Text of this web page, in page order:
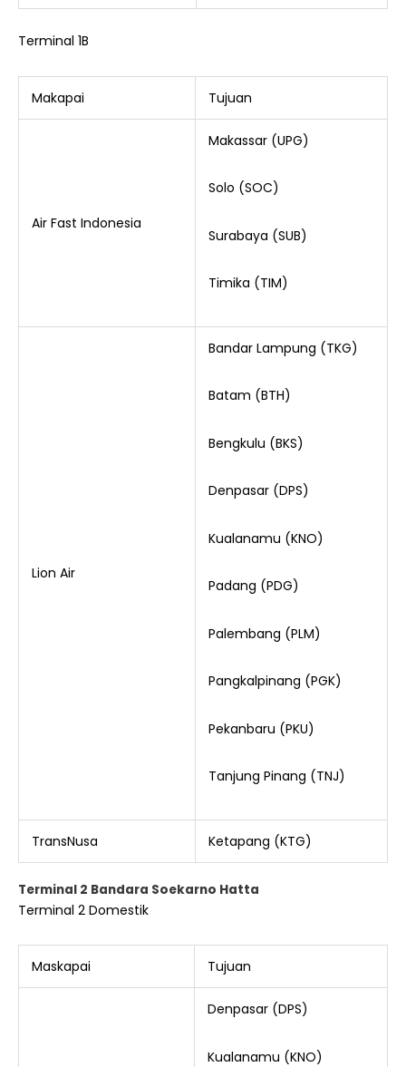
Terminal 1B
Makapai Tujuan
Air Fast Indonesia
Makassar (UPG)
Solo (SOC)
Surabaya (SUB)
Timika (TIM)
Lion Air
Bandar Lampung (TKG)
Batam (BTH)
Bengkulu (BKS)
Denpasar (DPS)
Kualanamu (KNO)
Padang (PDG)
Palembang (PLM)
Pangkalpinang (PGK)
Pekanbaru (PKU)
Tanjung Pinang (TNJ)
TransNusa Ketapang (KTG)
Terminal 2 Bandara Soekarno Hatta
Terminal 2 Domestik
Maskapai Tujuan
Denpasar (DPS)
Kualanamu (KNO)